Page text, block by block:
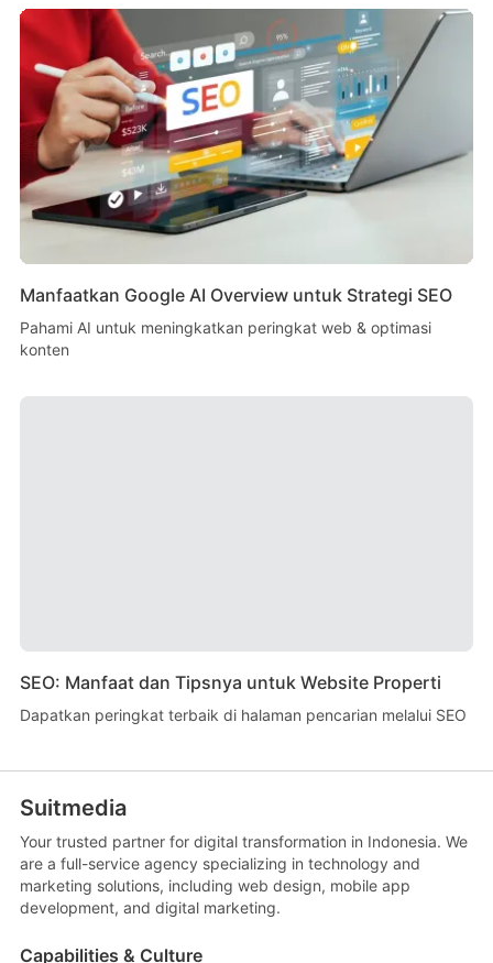
Manfaatkan Google AI Overview untuk Strategi SEO
Pahami AI untuk meningkatkan peringkat web & optimasi
konten
SEO: Manfaat dan Tipsnya untuk Website Properti
Dapatkan peringkat terbaik di halaman pencarian melalui SEO
Suitmedia
Your trusted partner for digital transformation in Indonesia. We
are a full-service agency specializing in technology and
marketing solutions, including web design, mobile app
development, and digital marketing.
Capabilities & Culture